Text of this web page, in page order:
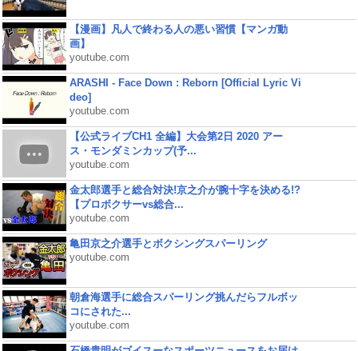
【漫画】凡人で終わる人の悪い習慣【マンガ動
画】
youtube.com
ARASHI - Face Down : Reborn [Official Lyric Vi
deo]
youtube.com
【公式ライブCH1 全編】大会第2日 2020 アー
ス・モンダミンカップ(予...
youtube.com
金太郎選手と総合対決!京之介が腕十字を決める!?
【プロボクサーvs総合...
youtube.com
亀田京之介選手とボクシングスパーリング
youtube.com
朝倉海選手に総合スパーリング挑んだらフルボッ
コにされた...
youtube.com